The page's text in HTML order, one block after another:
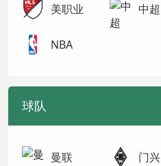
美职业 中超
NBA
球队
曼联 门兴